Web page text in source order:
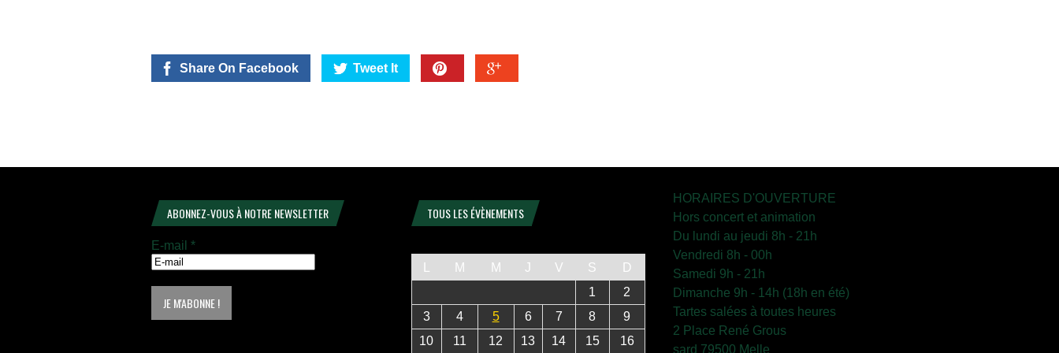
Share On Facebook Tweet It
ABONNEZ-VOUS À NOTRE NEWSLETTER
E-mail *
TOUS LES ÉVÈNEMENTS
M M J V S
D
1
2
3
4 5 6 7 8
9
10
11 12 13 14 15 16
HORAIRES D'OUVERTURE
Hors concert et animation
Du lundi au jeudi 8h - 21h
Vendredi 8h - 00h
Samedi 9h - 21h
Dimanche 9h - 14h (18h en été)
Tartes salées à toutes heures
2 Place René Grous
sard 79500 Melle